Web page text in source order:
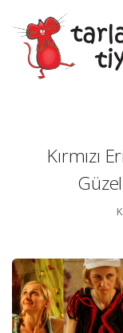
Kırmızı